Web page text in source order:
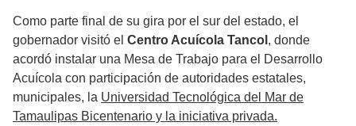
Como parte final de su gira por el sur del estado, el
gobernador visitó el Centro Acuícola Tancol , donde
acordó instalar una Mesa de Trabajo para el Desarrollo
Acuícola con participación de autoridades estatales,
municipales, la Universidad Tecnológica del Mar de
Tamaulipas Bicentenario y la iniciativa privada.